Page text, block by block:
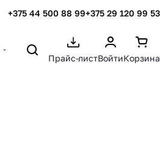
+375 44 500 88 99+375 29 120 99 53
Прайс-листВойтиКорзина